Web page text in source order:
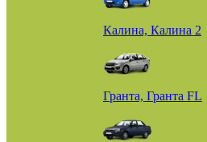
Калина, Калина 2
Гранта, Гранта FL